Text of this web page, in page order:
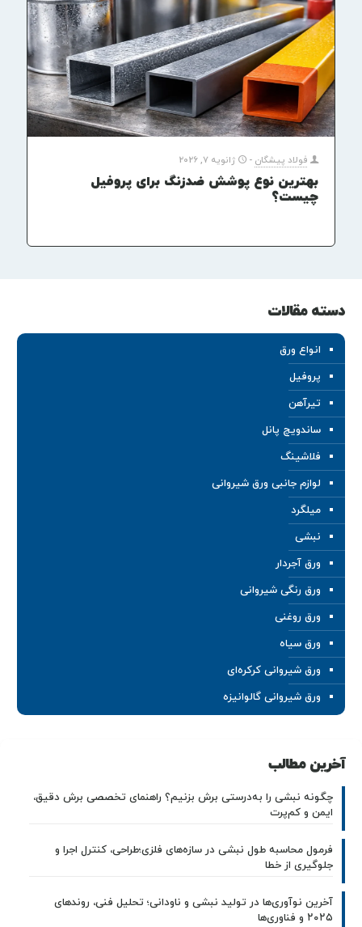
فولاد پیشگان - ژانویه 7, 2026
بهترین نوع پوشش ضدزنگ برای پروفیل
چیست؟
دسته مقالات
انواع ورق
پروفیل
تیرآهن
ساندویچ پانل
فلاشینگ
لوازم جانبی ورق شیروانی
میلگرد
نبشی
ورق آجردار
ورق رنگی شیروانی
ورق روغنی
ورق سیاه
ورق شیروانی کرکره‌ای
ورق شیروانی گالوانیزه
آخرین مطالب
چگونه نبشی را به‌درستی برش بزنیم؟ راهنمای تخصصی برش دقیق،
ایمن و کم‌پرت
فرمول محاسبه طول نبشی در سازه‌های فلزی؛طراحی، کنترل اجرا و
جلوگیری از خطا
آخرین نوآوری‌ها در تولید نبشی و ناودانی؛ تحلیل فنی، روندهای
۲۰۲۵ و فناوری‌ها